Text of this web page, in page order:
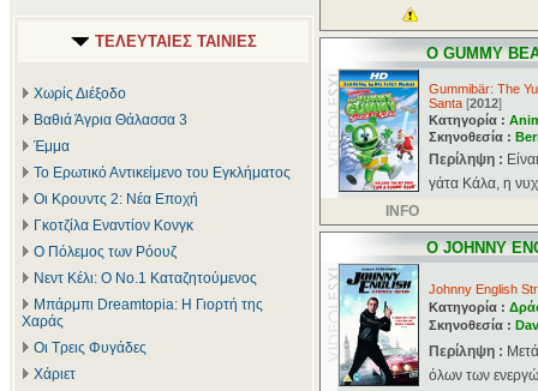
ΤΕΛΕΥΤΑΙΕΣ ΤΑΙΝΙΕΣ
Χωρίς Διέξοδο
Βαθιά Άγρια Θάλασσα 3
Έμμα
Το Ερωτικό Αντικείμενο του Εγκλήματος
Οι Κρουντς 2: Νέα Εποχή
Γκοτζίλα Εναντίον Κονγκ
Ο Πόλεμος των Ρόουζ
Νεντ Κέλι: Ο Νο.1 Καταζητούμενος
Μπάρμπι Dreamtopia: Η Γιορτή της
Χαράς
Οι Τρεις Φυγάδες
Χάριετ
Ο GUMMY
Gummibär: The
Santa [2012]
Κατηγορία :
Σκηνοθεσία :
Περίληψη :
γάτα Κάλα, η
INFO
Ο JOHNNY
Johnny English
Κατηγορία :
Σκηνοθεσία :
Περίληψη :
όλων των